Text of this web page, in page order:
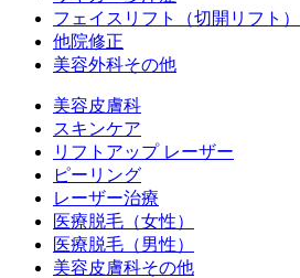
フェイスリフト（切開リフト）
他院修正
美容外科その他
美容皮膚科
スキンケア
リフトアップ レーザー
ピーリング
レーザー治療
医療脱毛（女性）
医療脱毛（男性）
美容皮膚科その他